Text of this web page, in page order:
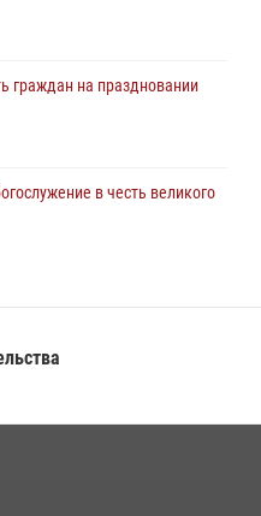
граждан на праздновании
в честь великого